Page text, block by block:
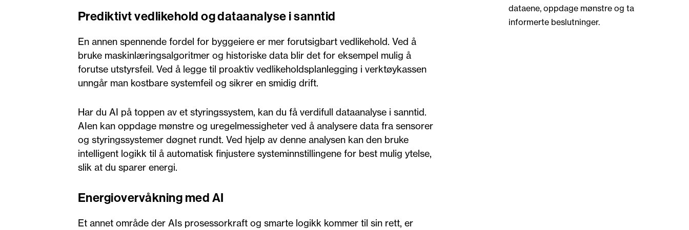
dataene, oppdage mønstre og ta
informerte beslutninger.
Prediktivt vedlikehold og dataanalyse i sanntid
En annen spennende fordel for byggeiere er mer forutsigbart vedlikehold. Ved å
bruke maskinlæringsalgoritmer og historiske data blir det for eksempel mulig å
forutse utstyrsfeil. Ved å legge til proaktiv vedlikeholdsplanlegging i verktøykassen
unngår man kostbare systemfeil og sikrer en smidig drift.
Har du AI på toppen av et styringssystem, kan du få verdifull dataanalyse i sanntid.
AIen kan oppdage mønstre og uregelmessigheter ved å analysere data fra sensorer
og styringssystemer døgnet rundt. Ved hjelp av denne analysen kan den bruke
intelligent logikk til å automatisk finjustere systeminnstillingene for best mulig ytelse,
slik at du sparer energi.
Energiovervåkning med AI
Et annet område der AIs prosessorkraft og smarte logikk kommer til sin rett, er